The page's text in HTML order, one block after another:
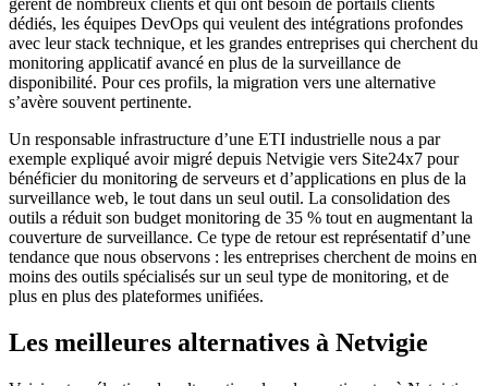
gèrent de nombreux clients et qui ont besoin de portails clients
dédiés, les équipes DevOps qui veulent des intégrations profondes
avec leur stack technique, et les grandes entreprises qui cherchent du
monitoring applicatif avancé en plus de la surveillance de
disponibilité. Pour ces profils, la migration vers une alternative
s’avère souvent pertinente.
Un responsable infrastructure d’une ETI industrielle nous a par
exemple expliqué avoir migré depuis Netvigie vers Site24x7 pour
bénéficier du monitoring de serveurs et d’applications en plus de la
surveillance web, le tout dans un seul outil. La consolidation des
outils a réduit son budget monitoring de 35 % tout en augmentant la
couverture de surveillance. Ce type de retour est représentatif d’une
tendance que nous observons : les entreprises cherchent de moins en
moins des outils spécialisés sur un seul type de monitoring, et de
plus en plus des plateformes unifiées.
Les meilleures alternatives à Netvigie